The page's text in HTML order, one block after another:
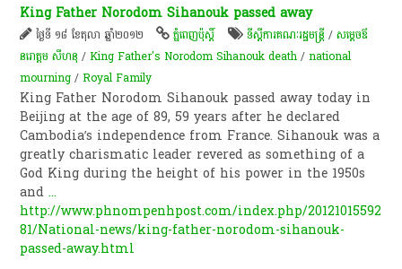
King Father Norodom Sihanouk passed away
ថ្ងៃទី ១៨ ខែតុលា ឆ្នាំ២០១២ ភ្នំពេញប៉ុស្តិ៍ ទីស្តីការគណៈរដ្ឋមន្រ្តី /សម្ដេចឪ
នរោត្តម សីហនុ /King Father's Norodom Sihanouk death /national
mourning /Royal Family
King Father Norodom Sihanouk passed away today in
Beijing at the age of 89, 59 years after he declared
Cambodia’s independence from France. Sihanouk was a
greatly charismatic leader revered as something of a
God King during the height of his power in the 1950s
and...
http://www.phnompenhpost.com/index.php/20121015592
81/National-news/king-father-norodom-sihanouk-
passed-away.html